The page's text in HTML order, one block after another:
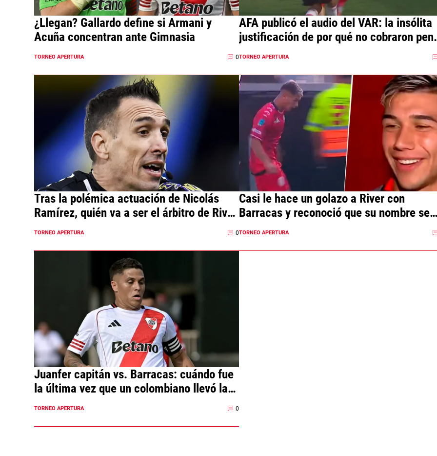
¿Llegan? Gallardo define si Armani y
Acuña concentran ante Gimnasia
TORNEO APERTURA 0
AFA publicó el audio del VAR: la insólita
justificación de por qué no cobraron
para River vs. Barracas
TORNEO APERTURA
Tras la polémica actuación de Nicolás
Ramírez, quién va a ser el árbitro de River
vs. Gimnasia
TORNEO APERTURA 0
Casi le hace un golazo a River con
Barracas y reconoció que su nombre se
debe a Francescoli
TORNEO APERTURA
Juanfer capitán vs. Barracas: cuándo fue
la última vez que un colombiano llevó la
cinta en River
TORNEO APERTURA 0